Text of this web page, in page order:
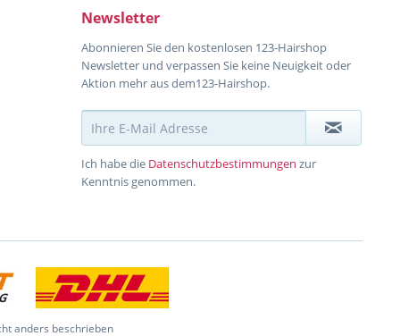
Newsletter
Abonnieren Sie den kostenlosen 123-Hairshop
Newsletter und verpassen Sie keine Neuigkeit oder
Aktion mehr aus dem123-Hairshop.
Ich habe die Datenschutzbestimmungen zur
Kenntnis genommen.
anders beschrieben